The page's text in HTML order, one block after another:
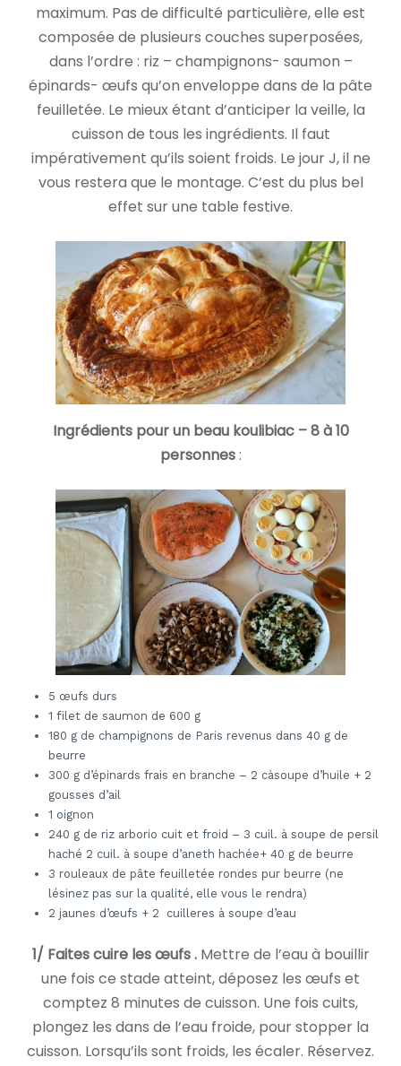
maximum. Pas de difficulté particulière, elle est
composée de plusieurs couches superposées,
dans l’ordre : riz – champignons- saumon –
épinards- œufs qu’on enveloppe dans de la pâte
feuilletée. Le mieux étant d’anticiper la veille, la
cuisson de tous les ingrédients. Il faut
impérativement qu’ils soient froids. Le jour J, il ne
vous restera que le montage. C’est du plus bel
effet sur une table festive.
Ingrédients pour un beau koulibiac – 8 à 10
personnes:
5 œufs durs
1 filet de saumon de 600 g
180 g de champignons de Paris revenus dans 40 g de
beurre
300 g d’épinards frais en branche – 2 càsoupe d’huile + 2
gousses d’ail
1 oignon
240 g de riz arborio cuit et froid – 3 cuil. à soupe de persil
haché 2 cuil. à soupe d’aneth hachée+ 40 g de beurre
3 rouleaux de pâte feuilletée rondes pur beurre (ne
lésinez pas sur la qualité, elle vous le rendra)
2 jaunes d’œufs + 2 cuilleres à soupe d’eau
1/ Faites cuire les œufs .Mettre de l’eau à bouillir
une fois ce stade atteint, déposez les œufs et
comptez 8 minutes de cuisson. Une fois cuits,
plongez les dans de l’eau froide, pour stopper la
cuisson. Lorsqu’ils sont froids, les écaler. Réservez.